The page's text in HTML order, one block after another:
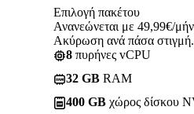
Επιλογή πακέτου
Ανανεώνεται με 49,99€/
Ακύρωση ανά πάσα στιγμή.
8 πυρήνες vCPU
32 GB RAM
400 GB χώρος δίσκου